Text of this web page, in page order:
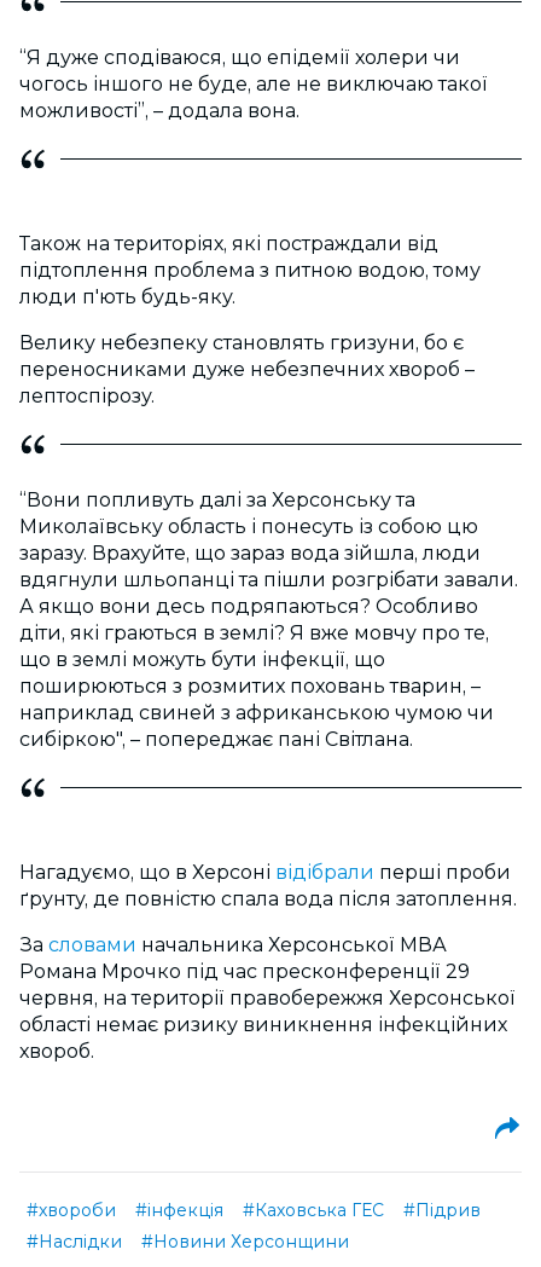
“Я дуже сподіваюся, що епідемії холери чи
чогось іншого не буде, але не виключаю такої
можливості”, – додала вона.
Також на територіях, які постраждали від
підтоплення проблема з питною водою, тому
люди п'ють будь-яку.
Велику небезпеку становлять гризуни, бо є
переносниками дуже небезпечних хвороб –
лептоспірозу.
“Вони попливуть далі за Херсонську та
Миколаївську область і понесуть із собою цю
заразу. Врахуйте, що зараз вода зійшла, люди
вдягнули шльопанці та пішли розгрібати завали.
А якщо вони десь подряпаються? Особливо
діти, які граються в землі? Я вже мовчу про те,
що в землі можуть бути інфекції, що
поширюються з розмитих поховань тварин, –
наприклад свиней з африканською чумою чи
сибіркою", – попереджає пані Світлана.
Нагадуємо, що в Херсоні відібрали перші проби
ґрунту, де повністю спала вода після затоплення.
За словами начальника Херсонської МВА
Романа Мрочко під час пресконференції 29
червня, на території правобережжя Херсонської
області немає ризику виникнення інфекційних
хвороб.
#хвороби #інфекція #Каховська ГЕС
#Підрив
#Наслідки
#Новини Херсонщини